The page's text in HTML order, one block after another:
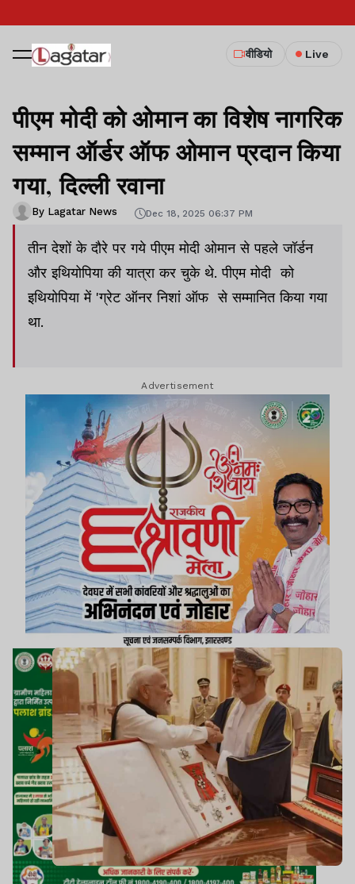
वीडियो Live
पीएम मोदी को ओमान का विशेष नागरिक
सम्मान ऑर्डर ऑफ ओमान प्रदान किया
गया, दिल्ली रवाना
By Lagatar News Dec 18, 2025 06:37 PM
तीन देशों के दौरे पर गये पीएम मोदी ओमान से पहले जॉर्डन
और इथियोपिया की यात्रा कर चुके थे. पीएम मोदी को
इथियोपिया में 'ग्रेट ऑनर निशां ऑफ से सम्मानित किया गया
था.
Advertisement